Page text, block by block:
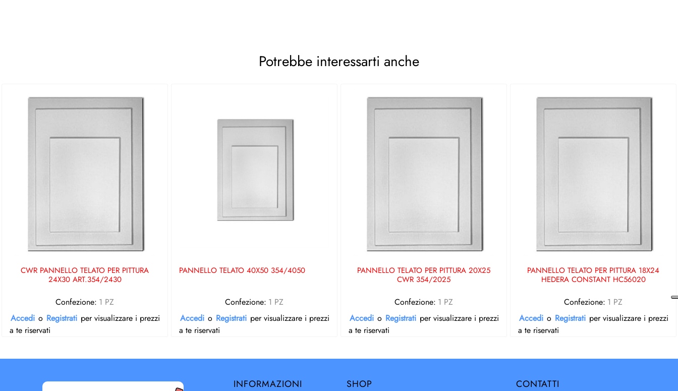
Potrebbe interessarti anche
CWR PANNELLO TELATO PER PITTURA
24X30 ART.354/2430
Confezione: 1 PZ
Accedi o Registrati per visualizzare i prezzi
a te riservati
PANNELLO TELATO 40X50 354/4050
Confezione: 1 PZ
Accedi o Registrati per visualizzare i prezzi
a te riservati
PANNELLO TELATO PER PITTURA 20X25
CWR 354/2025
Confezione: 1 PZ
Accedi o Registrati per visualizzare i prezzi
a te riservati
PANNELLO TELATO PER PITTURA 18X24
HEDERA CONSTANT HC56020
Confezione: 1 PZ
Accedi o Registrati per visualizzare i prezzi
a te riservati
INFORMAZIONI SHOP CONTATTI